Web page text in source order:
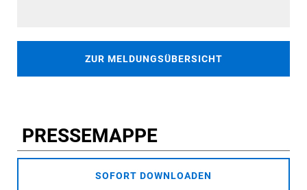
ZUR MELDUNGSÜBERSICHT
PRESSEMAPPE
SOFORT DOWNLOADEN